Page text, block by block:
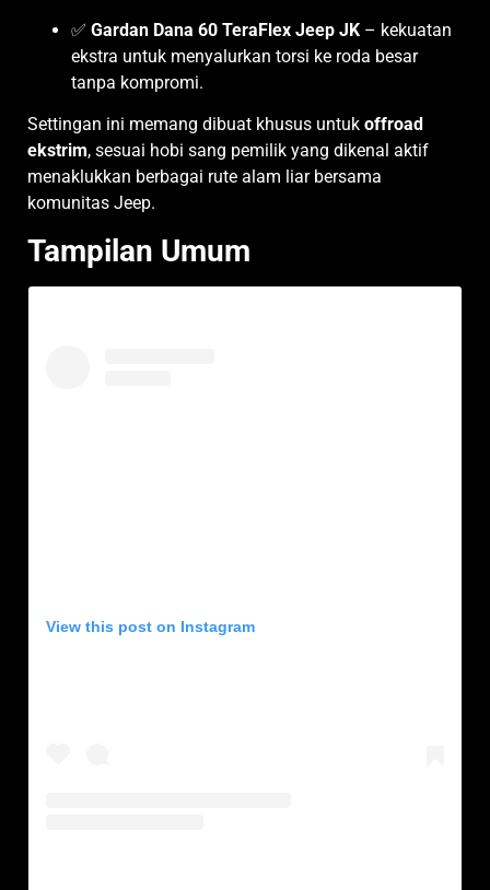
✅ Gardan Dana 60 TeraFlex Jeep JK – kekuatan
ekstra untuk menyalurkan torsi ke roda besar
tanpa kompromi.
Settingan ini memang dibuat khusus untuk offroad
ekstrim, sesuai hobi sang pemilik yang dikenal aktif
menaklukkan berbagai rute alam liar bersama
komunitas Jeep.
Tampilan Umum
View this post on Instagram